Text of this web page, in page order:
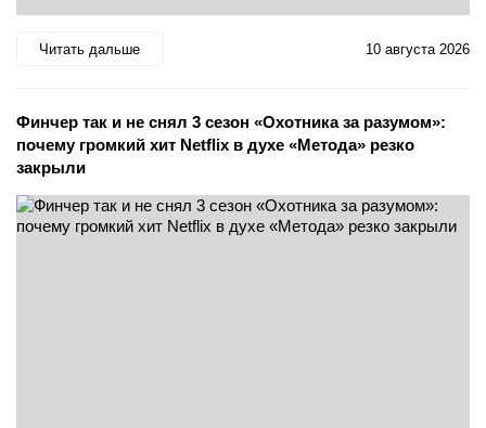
Читать дальше 10 августа 2026
Финчер так и не снял 3 сезон «Охотника за разумом»:
почему громкий хит Netflix в духе «Метода» резко
закрыли